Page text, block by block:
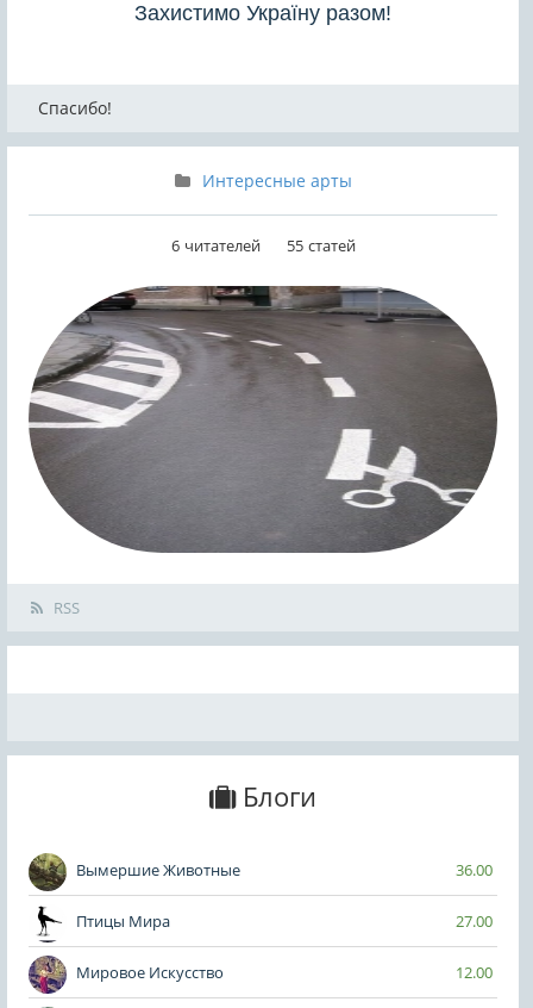
Захистимо Україну разом!
Спасибо!
Интересные арты
6 читателей 55 статей
RSS
Блоги
Вымершие Животные 36.00
Птицы Мира 27.00
Мировое Искусство 12.00